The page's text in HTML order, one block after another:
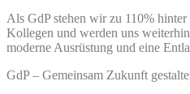
Als GdP stehen wir zu 110%
Kollegen und werden uns
moderne Ausrüstung und eine
GdP – Gemeinsam Zukunft